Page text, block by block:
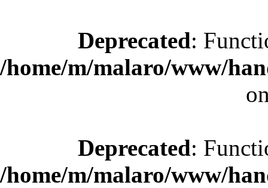
Deprecated:
/home/m/malaro/www/
Deprecated:
/home/m/malaro/www/